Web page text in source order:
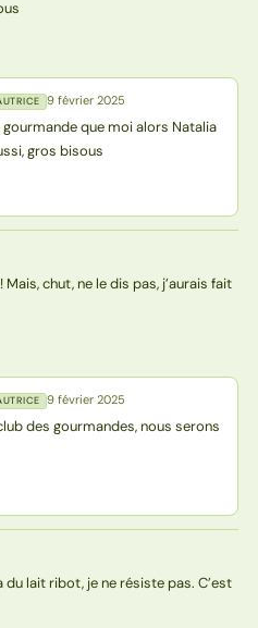
9 février 2025
gourmande que moi alors Natalia
gros bisous
chut, ne le dis pas, j’aurais fait
9 février 2025
des gourmandes, nous serons
lait ribot, je ne résiste pas. C’est